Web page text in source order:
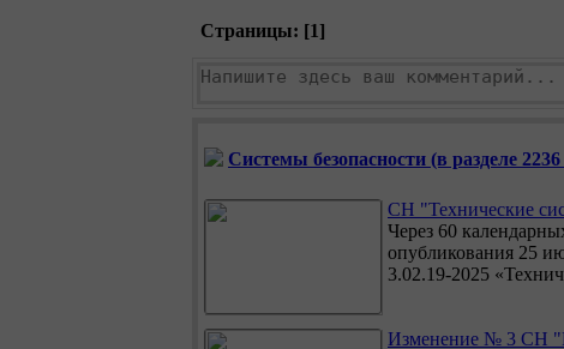
Страницы: [1]
Системы безопасности (в разделе
СН "Технические
Через 60
опубликования 25
3.02.19-2025
Изменение № 3 СН